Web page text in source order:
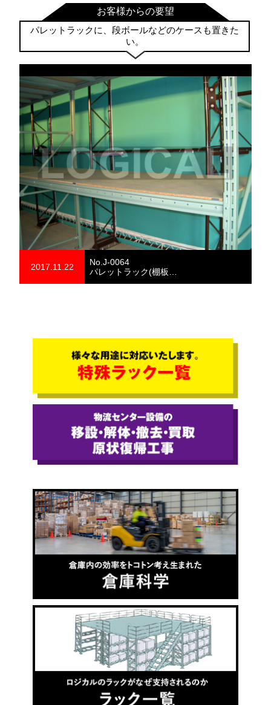
お客様からの要望
パレットラックに、段ボールなどのケースも置きた
い。
2017.11.22
No.J-0064
パレットラック(棚板…